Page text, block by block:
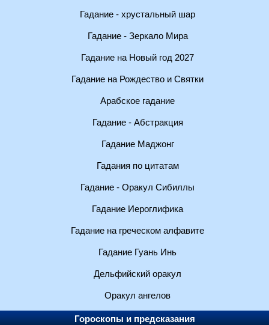
Гадание - хрустальный шар
Гадание - Зеркало Мира
Гадание на Новый год 2027
Гадание на Рождество и Святки
Арабское гадание
Гадание - Абстракция
Гадание Маджонг
Гадания по цитатам
Гадание - Оракул Сибиллы
Гадание Иероглифика
Гадание на греческом алфавите
Гадание Гуань Инь
Дельфийский оракул
Оракул ангелов
Гороскопы и предсказания